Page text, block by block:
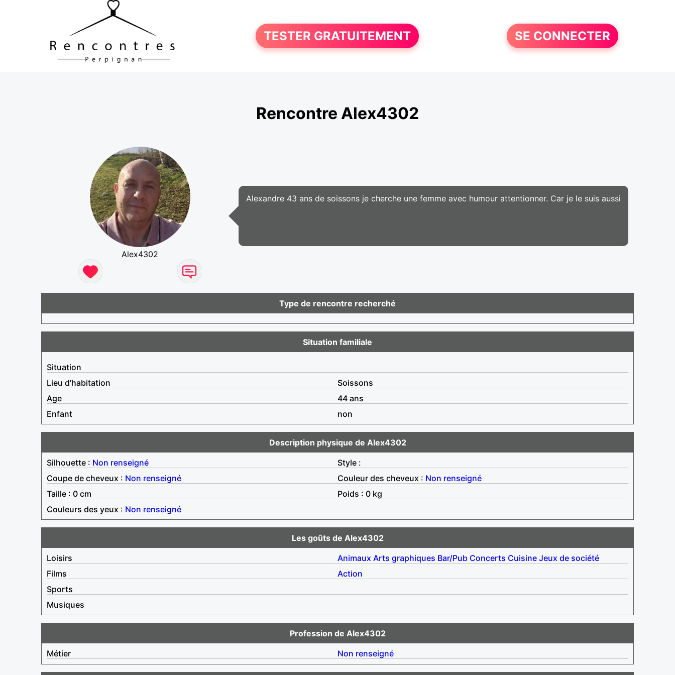
TESTER GRATUITEMENT SE CONNECTER
Rencontre Alex4302
Alex4302
Alexandre 43 ans de soissons je cherche une femme avec humour attentionner. Car je le suis aussi
Type de rencontre recherché
Situation familiale
Situation
Lieu d'habitation
Soissons
Age
44 ans
Enfant
non
Description physique de Alex4302
Silhouette : Non renseigné
Style :
Coupe de cheveux : Non renseigné Couleur des cheveux : Non renseigné
Taille : 0 cm
Poids : 0 kg
Couleurs des yeux : Non renseigné
Les goûts de Alex4302
Loisirs
Animaux Arts graphiques Bar/Pub Concerts Cuisine Jeux de société
Films
Action
Sports
Musiques
Profession de Alex4302
Métier
Non renseigné